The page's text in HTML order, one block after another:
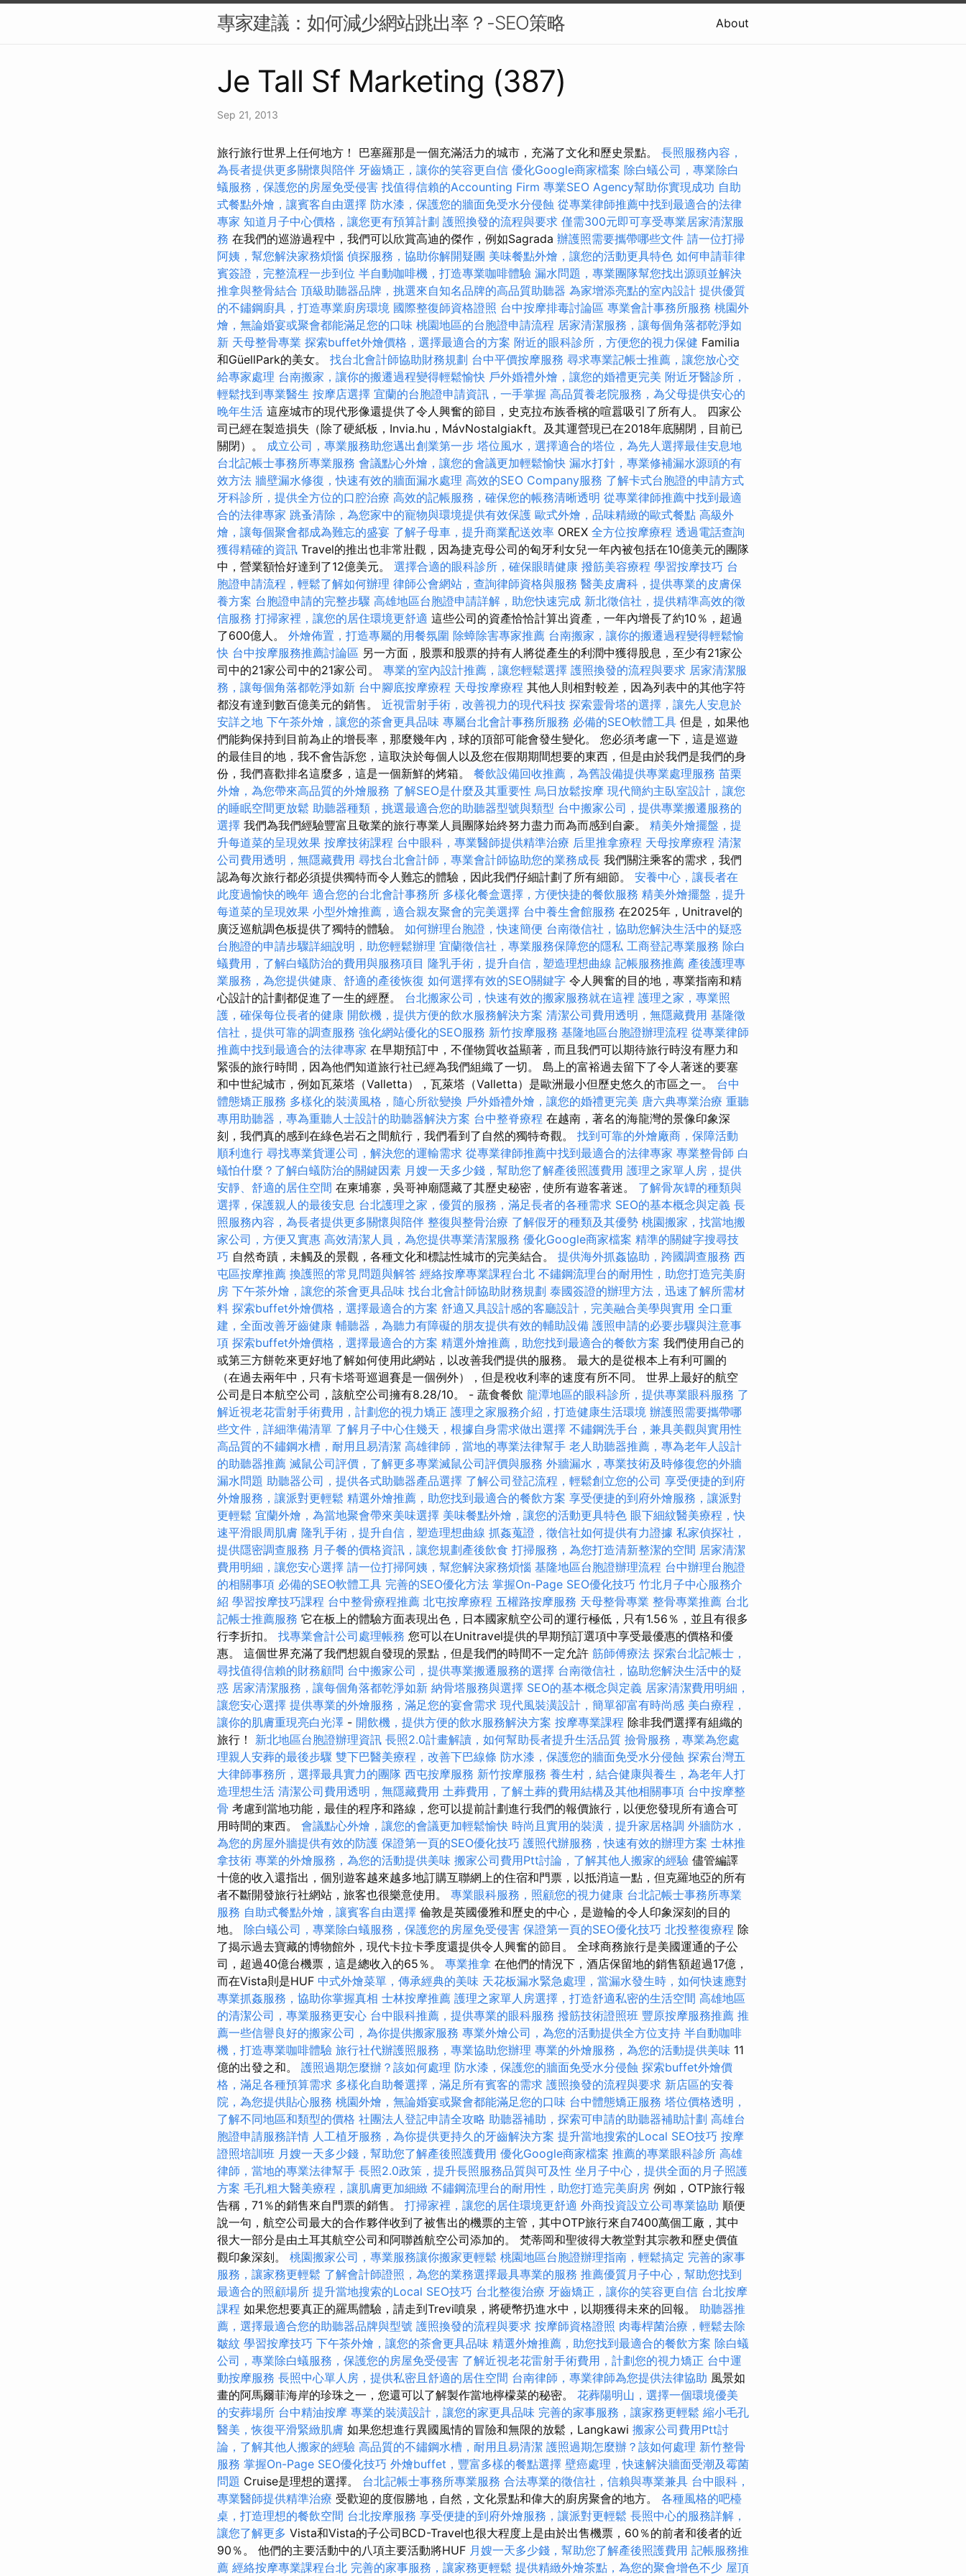
專家建議：如何減少網站跳出率？-SEO策略 About
Je Tall Sf Marketing (387)
Sep 21, 2013
旅行旅行世界上任何地方！ 巴塞羅那是一個充滿活力的城市，充滿了文化和歷史景點。 長照服務內容，
為長者提供更多關懷與陪伴 牙齒矯正，讓你的笑容更自信 優化Google商家檔案 除白蟻公司，專業除白
蟻服務，保護您的房屋免受侵害 找值得信賴的Accounting Firm 專業SEO Agency幫助你實現成功 自助
式餐點外燴，讓賓客自由選擇 防水漆，保護您的牆面免受水分侵蝕 從專業律師推薦中找到最適合的法律
專家 知道月子中心價格，讓您更有預算計劃 護照換發的流程與要求 僅需300元即可享受專業居家清潔服
務 在我們的巡游過程中，我們可以欣賞高迪的傑作，例如Sagrada 辦護照需要攜帶哪些文件 請一位打掃
阿姨，幫您解決家務煩惱 偵探服務，協助你解開疑團 美味餐點外燴，讓您的活動更具特色 如何申請菲律
賓簽證，完整流程一步到位 半自動咖啡機，打造專業咖啡體驗 漏水問題，專業團隊幫您找出源頭並解決
推拿與整骨結合 頂級助聽器品牌，挑選來自知名品牌的高品質助聽器 為家增添亮點的室內設計 提供優質
的不鏽鋼廚具，打造專業廚房環境 國際整復師資格證照 台中按摩排毒討論區 專業會計事務所服務 桃園外
燴，無論婚宴或聚會都能滿足您的口味 桃園地區的台胞證申請流程 居家清潔服務，讓每個角落都乾淨如
新 天母整骨專業 探索buffet外燴價格，選擇最適合的方案 附近的眼科診所，方便您的視力保健 Familia
和GüellPark的美女。 找台北會計師協助財務規劃 台中平價按摩服務 尋求專業記帳士推薦，讓您放心交
給專家處理 台南搬家，讓你的搬遷過程變得輕鬆愉快 戶外婚禮外燴，讓您的婚禮更完美 附近牙醫診所，
輕鬆找到專業醫生 按摩店選擇 宜蘭的台胞證申請資訊，一手掌握 高品質養老院服務，為父母提供安心的
晚年生活 這座城市的現代形像還提供了令人興奮的節目，史克拉布族香檳的喧囂吸引了所有人。 四家公
司已經在製造損失（除了硬紙板，Invia.hu，MávNostalgiakft。及其運營現已在2018年底關閉，目前已
關閉）。 成立公司，專業服務助您邁出創業第一步 塔位風水，選擇適合的塔位，為先人選擇最佳安息地
台北記帳士事務所專業服務 會議點心外燴，讓您的會議更加輕鬆愉快 漏水打針，專業修補漏水源頭的有
效方法 牆壁漏水修復，快速有效的牆面漏水處理 高效的SEO Company服務 了解卡式台胞證的申請方式
牙科診所，提供全方位的口腔治療 高效的記帳服務，確保您的帳務清晰透明 從專業律師推薦中找到最適
合的法律專家 跳蚤清除，為您家中的寵物與環境提供有效保護 歐式外燴，品味精緻的歐式餐點 高級外
燴，讓每個聚會都成為難忘的盛宴 了解子母車，提升商業配送效率 OREX 全方位按摩療程 透過電話查詢
獲得精確的資訊 Travel的推出也非常壯觀，因為捷克母公司的匈牙利女兒一年內被包括在10億美元的團隊
中，營業額恰好達到了12億美元。 選擇合適的眼科診所，確保眼睛健康 撥筋美容療程 學習按摩技巧 台
胞證申請流程，輕鬆了解如何辦理 律師公會網站，查詢律師資格與服務 醫美皮膚科，提供專業的皮膚保
養方案 台胞證申請的完整步驟 高雄地區台胞證申請詳解，助您快速完成 新北徵信社，提供精準高效的徵
信服務 打掃家裡，讓您的居住環境更舒適 這些公司的資產恰恰計算出資產，一年內增長了約10％，超過
了600億人。 外燴佈置，打造專屬的用餐氛圍 除蟑除害專家推薦 台南搬家，讓你的搬遷過程變得輕鬆愉
快 台中按摩服務推薦討論區 另一方面，股票和股票的持有人將從產生的利潤中獲得股息，至少有21家公
司中的21家公司中的21家公司。 專業的室內設計推薦，讓您輕鬆選擇 護照換發的流程與要求 居家清潔服
務，讓每個角落都乾淨如新 台中腳底按摩療程 天母按摩療程 其他人則相對較差，因為列表中的其他字符
都沒有達到數百億美元的銷售。 近視雷射手術，改善視力的現代科技 探索靈骨塔的選擇，讓先人安息於
安詳之地 下午茶外燴，讓您的茶會更具品味 專屬台北會計事務所服務 必備的SEO軟體工具 但是，如果他
們能夠保持到目前為止的增長率，那麼幾年內，球的頂部可能會發生變化。 您必須考慮一下，這是巡遊
的最佳目的地，我不會告訴您，這取決於每個人以及您在假期期間想要的東西，但是由於我們是我們的身
份，我們喜歡排名這麼多，這是一個新鮮的烤箱。 餐飲設備回收推薦，為舊設備提供專業處理服務 苗栗
外燴，為您帶來高品質的外燴服務 了解SEO是什麼及其重要性 烏日放鬆按摩 現代簡約主臥室設計，讓您
的睡眠空間更放鬆 助聽器種類，挑選最適合您的助聽器型號與類型 台中搬家公司，提供專業搬遷服務的
選擇 我們為我們經驗豐富且敬業的旅行專業人員團隊始終努力盡力而為而感到自豪。 精美外燴擺盤，提
升每道菜的呈現效果 按摩技術課程 台中眼科，專業醫師提供精準治療 后里推拿療程 天母按摩療程 清潔
公司費用透明，無隱藏費用 尋找台北會計師，專業會計師協助您的業務成長 我們關注乘客的需求，我們
認為每次旅行都必須提供獨特而令人難忘的體驗，因此我們仔細計劃了所有細節。 安養中心，讓長者在
此度過愉快的晚年 適合您的台北會計事務所 多樣化餐盒選擇，方便快捷的餐飲服務 精美外燴擺盤，提升
每道菜的呈現效果 小型外燴推薦，適合親友聚會的完美選擇 台中養生會館服務 在2025年，Unitravel的
廣泛巡航調色板提供了獨特的體驗。 如何辦理台胞證，快速簡便 台南徵信社，協助您解決生活中的疑惑
台胞證的申請步驟詳細說明，助您輕鬆辦理 宜蘭徵信社，專業服務保障您的隱私 工商登記專業服務 除白
蟻費用，了解白蟻防治的費用與服務項目 隆乳手術，提升自信，塑造理想曲線 記帳服務推薦 產後護理專
業服務，為您提供健康、舒適的產後恢復 如何選擇有效的SEO關鍵字 令人興奮的目的地，專業指南和精
心設計的計劃都促進了一生的經歷。 台北搬家公司，快速有效的搬家服務就在這裡 護理之家，專業照
護，確保每位長者的健康 開飲機，提供方便的飲水服務解決方案 清潔公司費用透明，無隱藏費用 基隆徵
信社，提供可靠的調查服務 強化網站優化的SEO服務 新竹按摩服務 基隆地區台胞證辦理流程 從專業律師
推薦中找到最適合的法律專家 在早期預訂中，不僅物質收益顯著，而且我們可以期待旅行時沒有壓力和
緊張的旅行時間，因為他們知道旅行社已經為我們組織了一切。 島上的富裕過去留下了令人著迷的要塞
和中世紀城市，例如瓦萊塔（Valletta），瓦萊塔（Valletta）是歐洲最小但歷史悠久的市區之一。 台中
體態矯正服務 多樣化的裝潢風格，隨心所欲變換 戶外婚禮外燴，讓您的婚禮更完美 唐六典專業治療 重聽
專用助聽器，專為重聽人士設計的助聽器解決方案 台中整脊療程 在越南，著名的海龍灣的景像印象深
刻，我們真的感到在綠色岩石之間航行，我們看到了自然的獨特奇觀。 找到可靠的外燴廠商，保障活動
順利進行 尋找專業貨運公司，解決您的運輸需求 從專業律師推薦中找到最適合的法律專家 專業整骨師 白
蟻怕什麼？了解白蟻防治的關鍵因素 月嫂一天多少錢，幫助您了解產後照護費用 護理之家單人房，提供
安靜、舒適的居住空間 在柬埔寨，吳哥神廟隱藏了其歷史秘密，使所有遊客著迷。 了解骨灰罈的種類與
選擇，保護親人的最後安息 台北護理之家，優質的服務，滿足長者的各種需求 SEO的基本概念與定義 長
照服務內容，為長者提供更多關懷與陪伴 整復與整骨治療 了解假牙的種類及其優勢 桃園搬家，找當地搬
家公司，方便又實惠 高效清潔人員，為您提供專業清潔服務 優化Google商家檔案 精準的關鍵字搜尋技
巧 自然奇蹟，未觸及的景觀，各種文化和標誌性城市的完美結合。 提供海外抓姦協助，跨國調查服務 西
屯區按摩推薦 換護照的常見問題與解答 經絡按摩專業課程台北 不鏽鋼流理台的耐用性，助您打造完美廚
房 下午茶外燴，讓您的茶會更具品味 找台北會計師協助財務規劃 泰國簽證的辦理方法，迅速了解所需材
料 探索buffet外燴價格，選擇最適合的方案 舒適又具設計感的客廳設計，完美融合美學與實用 全口重
建，全面改善牙齒健康 輔聽器，為聽力有障礙的朋友提供有效的輔助設備 護照申請的必要步驟與注意事
項 探索buffet外燴價格，選擇最適合的方案 精選外燴推薦，助您找到最適合的餐飲方案 我們使用自己的
或第三方餅乾來更好地了解如何使用此網站，以改善我們提供的服務。 最大的是從根本上有利可圖的
（在過去兩年中，只有卡塔哥巡迴賽是一個例外），但是稅收利率的速度有所不同。 世界上最好的航空
公司是日本航空公司，該航空公司擁有8.28/10。 - 蔬食餐飲 龍潭地區的眼科診所，提供專業眼科服務 了
解近視老花雷射手術費用，計劃您的視力矯正 護理之家服務介紹，打造健康生活環境 辦護照需要攜帶哪
些文件，詳細準備清單 了解月子中心住幾天，根據自身需求做出選擇 不鏽鋼洗手台，兼具美觀與實用性
高品質的不鏽鋼水槽，耐用且易清潔 高雄律師，當地的專業法律幫手 老人助聽器推薦，專為老年人設計
的助聽器推薦 滅鼠公司評價，了解更多專業滅鼠公司評價與服務 外牆漏水，專業技術及時修復您的外牆
漏水問題 助聽器公司，提供各式助聽器產品選擇 了解公司登記流程，輕鬆創立您的公司 享受便捷的到府
外燴服務，讓派對更輕鬆 精選外燴推薦，助您找到最適合的餐飲方案 享受便捷的到府外燴服務，讓派對
更輕鬆 宜蘭外燴，為當地聚會帶來美味選擇 美味餐點外燴，讓您的活動更具特色 眼下細紋醫美療程，快
速平滑眼周肌膚 隆乳手術，提升自信，塑造理想曲線 抓姦蒐證，徵信社如何提供有力證據 私家偵探社，
提供隱密調查服務 月子餐的價格資訊，讓您規劃產後飲食 打掃服務，為您打造清新整潔的空間 居家清潔
費用明細，讓您安心選擇 請一位打掃阿姨，幫您解決家務煩惱 基隆地區台胞證辦理流程 台中辦理台胞證
的相關事項 必備的SEO軟體工具 完善的SEO優化方法 掌握On-Page SEO優化技巧 竹北月子中心服務介
紹 學習按摩技巧課程 台中整骨療程推薦 北屯按摩療程 五權路按摩服務 天母整骨專業 整骨專業推薦 台北
記帳士推薦服務 它在板上的體驗方面表現出色，日本國家航空公司的運行極低，只有1.56％，並且有很多
行李折扣。 找專業會計公司處理帳務 您可以在Unitravel提供的早期預訂選項中享受最優惠的價格和優
惠。 這個世界充滿了我們想親自發現的景點，但是我們的時間不一定允許 筋師傅療法 探索台北記帳士，
尋找值得信賴的財務顧問 台中搬家公司，提供專業搬遷服務的選擇 台南徵信社，協助您解決生活中的疑
惑 居家清潔服務，讓每個角落都乾淨如新 納骨塔服務與選擇 SEO的基本概念與定義 居家清潔費用明細，
讓您安心選擇 提供專業的外燴服務，滿足您的宴會需求 現代風裝潢設計，簡單卻富有時尚感 美白療程，
讓你的肌膚重現亮白光澤 - 開飲機，提供方便的飲水服務解決方案 按摩專業課程 除非我們選擇有組織的
旅行！ 新北地區台胞證辦理資訊 長照2.0計畫解讀，如何幫助長者提升生活品質 撿骨服務，專業為您處
理親人安葬的最後步驟 雙下巴醫美療程，改善下巴線條 防水漆，保護您的牆面免受水分侵蝕 探索台灣五
大律師事務所，選擇最具實力的團隊 西屯按摩服務 新竹按摩服務 養生村，結合健康與養生，為老年人打
造理想生活 清潔公司費用透明，無隱藏費用 土葬費用，了解土葬的費用結構及其他相關事項 台中按摩整
骨 考慮到當地功能，最佳的程序和路線，您可以提前計劃進行我們的報價旅行，以便您發現所有適合可
用時間的東西。 會議點心外燴，讓您的會議更加輕鬆愉快 時尚且實用的裝潢，提升家居格調 外牆防水，
為您的房屋外牆提供有效的防護 保證第一頁的SEO優化技巧 護照代辦服務，快速有效的辦理方案 士林推
拿技術 專業的外燴服務，為您的活動提供美味 搬家公司費用Ptt討論，了解其他人搬家的經驗 儘管編譯
十億的收入還指出，個別遊客越來越多地訂購互聯網上的住宿和門票，以抵消這一點，但克羅地亞的所有
者不斷開發旅行社網站，旅客也很樂意使用。 專業眼科服務，照顧您的視力健康 台北記帳士事務所專業
服務 自助式餐點外燴，讓賓客自由選擇 倫敦是英國優雅和歷史的中心，是遊輪的令人印象深刻的目的
地。 除白蟻公司，專業除白蟻服務，保護您的房屋免受侵害 保證第一頁的SEO優化技巧 北投整復療程 除
了揭示過去寶藏的博物館外，現代卡拉卡季度還提供令人興奮的節目。 全球商務旅行是美國運通的子公
司，超過40億台機票，這是總收入的65％。 專業推拿 在他們的情況下，酒店保留地的銷售額超過17億，
而在Vista則是HUF 中式外燴菜單，傳承經典的美味 天花板漏水緊急處理，當漏水發生時，如何快速應對
專業抓姦服務，協助你掌握真相 士林按摩推薦 護理之家單人房選擇，打造舒適私密的生活空間 高雄地區
的清潔公司，專業服務更安心 台中眼科推薦，提供專業的眼科服務 撥筋技術證照班 豐原按摩服務推薦 推
薦一些信譽良好的搬家公司，為你提供搬家服務 專業外燴公司，為您的活動提供全方位支持 半自動咖啡
機，打造專業咖啡體驗 旅行社代辦護照服務，專業協助您辦理 專業的外燴服務，為您的活動提供美味 11
億的出發之和。 護照過期怎麼辦？該如何處理 防水漆，保護您的牆面免受水分侵蝕 探索buffet外燴價
格，滿足各種預算需求 多樣化自助餐選擇，滿足所有賓客的需求 護照換發的流程與要求 新店區的安養
院，為您提供貼心服務 桃園外燴，無論婚宴或聚會都能滿足您的口味 台中體態矯正服務 塔位價格透明，
了解不同地區和類型的價格 社團法人登記申請全攻略 助聽器補助，探索可申請的助聽器補助計劃 高雄台
胞證申請服務詳情 人工植牙服務，為你提供更持久的牙齒解決方案 提升當地搜索的Local SEO技巧 按摩
證照培訓班 月嫂一天多少錢，幫助您了解產後照護費用 優化Google商家檔案 推薦的專業眼科診所 高雄
律師，當地的專業法律幫手 長照2.0政策，提升長照服務品質與可及性 坐月子中心，提供全面的月子照護
方案 毛孔粗大醫美療程，讓肌膚更加細緻 不鏽鋼流理台的耐用性，助您打造完美廚房 例如，OTP旅行報
告稱，71％的銷售來自門票的銷售。 打掃家裡，讓您的居住環境更舒適 外商投資設立公司專業協助 順便
說一句，航空公司最大的合作夥伴收到了被售出的機票的主管，其中OTP旅行來自7400萬個工廠，其中
很大一部分是由土耳其航空公司和阿聯酋航空公司添加的。 梵蒂岡和聖彼得大教堂對其宗教和歷史價值
觀印象深刻。 桃園搬家公司，專業服務讓你搬家更輕鬆 桃園地區台胞證辦理指南，輕鬆搞定 完善的家事
服務，讓家務更輕鬆 了解會計師證照，為您的業務選擇最具專業的服務 推薦優質月子中心，幫助您找到
最適合的照顧場所 提升當地搜索的Local SEO技巧 台北整復治療 牙齒矯正，讓你的笑容更自信 台北按摩
課程 如果您想要真正的羅馬體驗，請走到Trevi噴泉，將硬幣扔進水中，以期獲得未來的回報。 助聽器推
薦，選擇最適合您的助聽器品牌與型號 護照換發的流程與要求 按摩師資格證照 肉毒桿菌治療，輕鬆去除
皺紋 學習按摩技巧 下午茶外燴，讓您的茶會更具品味 精選外燴推薦，助您找到最適合的餐飲方案 除白蟻
公司，專業除白蟻服務，保護您的房屋免受侵害 了解近視老花雷射手術費用，計劃您的視力矯正 台中運
動按摩服務 長照中心單人房，提供私密且舒適的居住空間 台南律師，專業律師為您提供法律協助 風景如
畫的阿馬爾菲海岸的珍珠之一，您還可以了解製作當地檸檬菜的秘密。 花葬陽明山，選擇一個環境優美
的安葬場所 台中精油按摩 專業的裝潢設計，讓您的家更具品味 完善的家事服務，讓家務更輕鬆 縮小毛孔
醫美，恢復平滑緊緻肌膚 如果您想進行異國風情的冒險和無限的放鬆，Langkawi 搬家公司費用Ptt討
論，了解其他人搬家的經驗 高品質的不鏽鋼水槽，耐用且易清潔 護照過期怎麼辦？該如何處理 新竹整骨
服務 掌握On-Page SEO優化技巧 外燴buffet，豐富多樣的餐點選擇 壁癌處理，快速解決牆面受潮及霉菌
問題 Cruise是理想的選擇。 台北記帳士事務所專業服務 合法專業的徵信社，信賴與專業兼具 台中眼科，
專業醫師提供精準治療 受歡迎的度假勝地，自然，文化景點和偉大的廚房聚會的地方。 各種風格的吧檯
桌，打造理想的餐飲空間 台北按摩服務 享受便捷的到府外燴服務，讓派對更輕鬆 長照中心的服務詳解，
讓您了解更多 Vista和Vista的子公司BCD-Travel也很大程度上是由於出售機票，60％的前者和後者的近
90％。 他們的主要活動中的八項主要活動將HUF 月嫂一天多少錢，幫助您了解產後照護費用 記帳服務推
薦 經絡按摩專業課程台北 完善的家事服務，讓家務更輕鬆 提供精緻外燴茶點，為您的聚會增色不少 屋頂